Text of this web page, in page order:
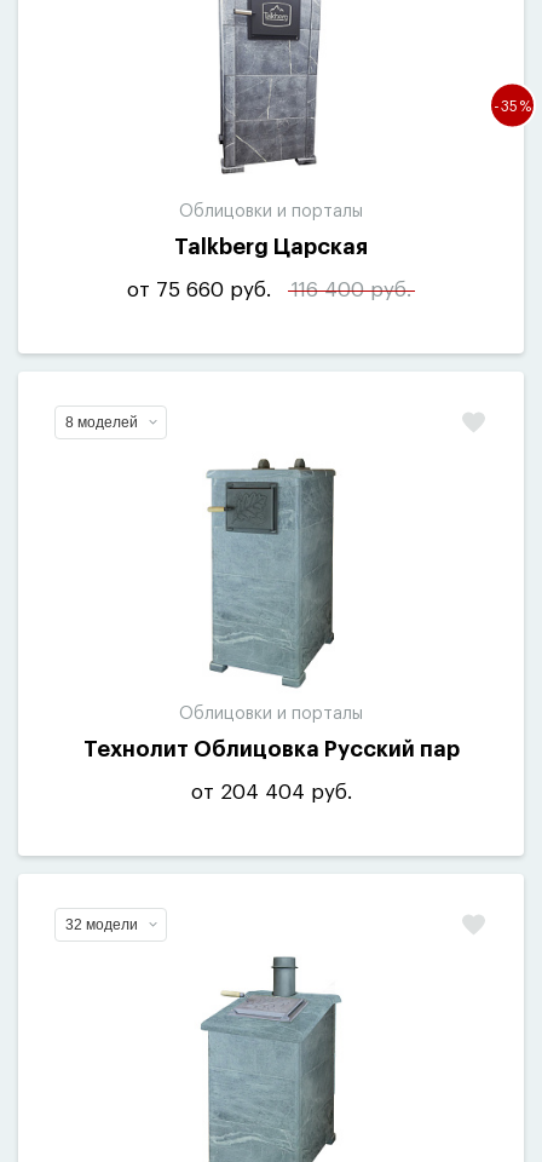
-35%
Облицовки и порталы
Talkberg Царская
от 75 660 руб. 116 400 руб.
8 моделей
Облицовки и порталы
Технолит Облицовка Русский пар
от 204 404 руб.
32 модели